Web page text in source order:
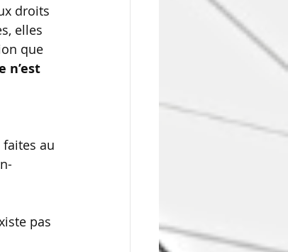
droits
elles
que
n’est
au
pas